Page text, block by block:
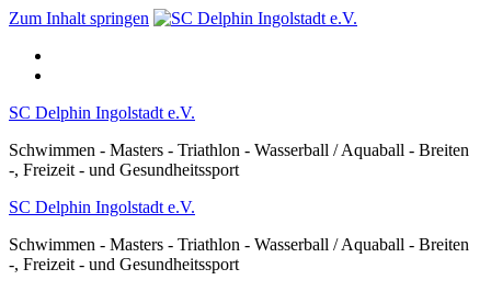
Zum Inhalt springen
SC Delphin Ingolstadt e.V.
Schwimmen - Masters - Triathlon - Wasserball / Aquaball - Breiten
-, Freizeit - und Gesundheitssport
SC Delphin Ingolstadt e.V.
Schwimmen - Masters - Triathlon - Wasserball / Aquaball - Breiten
-, Freizeit - und Gesundheitssport